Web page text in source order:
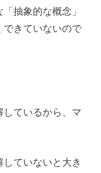
抽象的な概念」
できていないので
ているから、マ
ていないと大き